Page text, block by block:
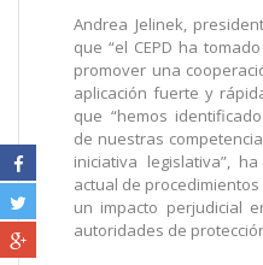
Andrea Jelinek,
que “el CEPD ha
promover una
aplicación fuerte y
que “hemos
de nuestras
iniciativa legislativa”,
actual de
un impacto perjudicial
autoridades de